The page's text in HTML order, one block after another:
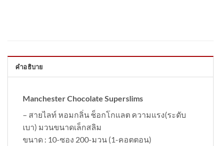
คำอธิบาย
Manchester Chocolate Superslims
– สายไลท์ หอมกลิ่น ช็อกโกแลต ความแรง(ระดับ
เบา) มวนขนาดเล็กสลิม
ขนาด : 10-ซอง 200-มวน (1-คอตตอน)